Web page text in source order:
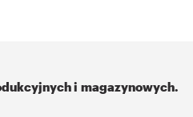
i magazynowych.